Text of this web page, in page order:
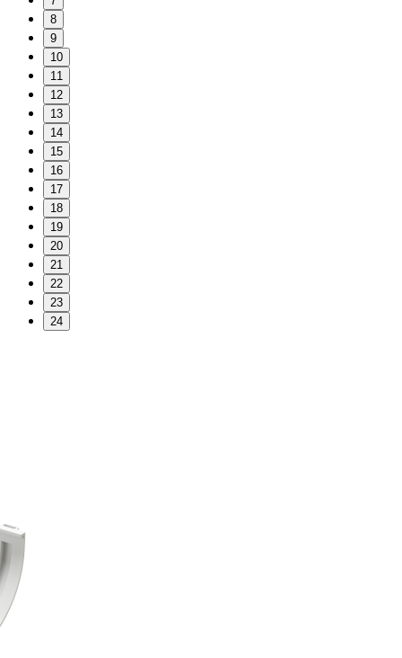
8
9
10
11
12
13
14
15
16
17
18
19
20
21
22
23
24